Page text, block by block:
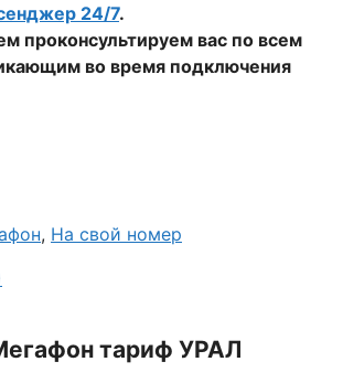
24/7.
проконсультируем вас по всем
во время подключения
, На свой номер
тариф УРАЛ